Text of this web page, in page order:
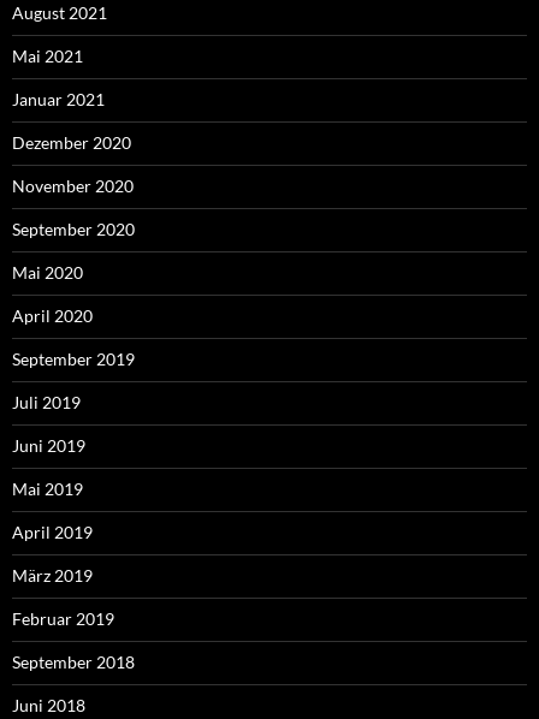
August 2021
Mai 2021
Januar 2021
Dezember 2020
November 2020
September 2020
Mai 2020
April 2020
September 2019
Juli 2019
Juni 2019
Mai 2019
April 2019
März 2019
Februar 2019
September 2018
Juni 2018